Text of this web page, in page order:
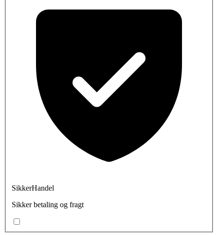
SikkerHandel
Sikker betaling og fragt